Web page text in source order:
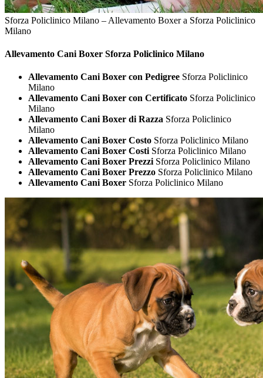
Sforza Policlinico Milano – Allevamento Boxer a Sforza Policlinico
Milano
Allevamento Cani Boxer Sforza Policlinico Milano
Allevamento Cani Boxer con Pedigree Sforza Policlinico
Milano
Allevamento Cani Boxer con Certificato Sforza Policlinico
Milano
Allevamento Cani Boxer di Razza Sforza Policlinico
Milano
Allevamento Cani Boxer Costo Sforza Policlinico Milano
Allevamento Cani Boxer Costi Sforza Policlinico Milano
Allevamento Cani Boxer Prezzi Sforza Policlinico Milano
Allevamento Cani Boxer Prezzo Sforza Policlinico Milano
Allevamento Cani Boxer Sforza Policlinico Milano